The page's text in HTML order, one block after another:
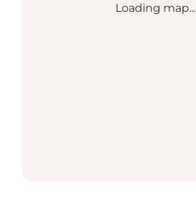
Loading map...